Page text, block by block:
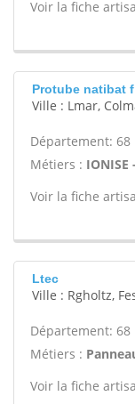
Voir la fiche
Protube natibat
Ville : Lmar,
Département: 68
Métiers : IONISE -
Voir la fiche
Ltec
Ville : Rgholtz,
Département: 68
Métiers :
Voir la fiche